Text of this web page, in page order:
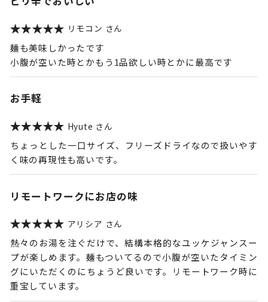
リモコン
麺も美味しかったです
小腹が空いた時とかもう1品欲しい時とかに最高です
お手軽
Hyute
ちょっとした一口サイズ、フリーズドライなので扱いやす
く味の再現性も高いです。
リモートワークにお店の味
アリシア
熱々のお湯を注ぐだけで、結構本格的なユッケジャンスー
プが楽しめます。麺もついてるので小腹が空いたタイミン
グにいただくのにちょうど良いです。リモートワーク時に
重宝しています。